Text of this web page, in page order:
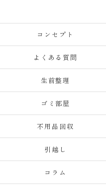
コンセプト
よくある質問
生前整理
ゴミ部屋
不用品回収
引越し
コラム